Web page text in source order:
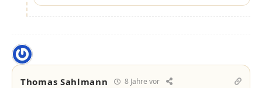
Thomas Sahlmann 8 Jahre vor